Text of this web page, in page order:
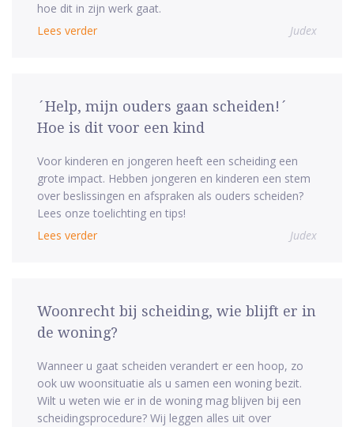
hoe dit in zijn werk gaat.
Lees verder
Judex
´Help, mijn ouders gaan scheiden!´
Hoe is dit voor een kind
Voor kinderen en jongeren heeft een scheiding een
grote impact. Hebben jongeren en kinderen een stem
over beslissingen en afspraken als ouders scheiden?
Lees onze toelichting en tips!
Lees verder
Judex
Woonrecht bij scheiding, wie blijft er in
de woning?
Wanneer u gaat scheiden verandert er een hoop, zo
ook uw woonsituatie als u samen een woning bezit.
Wilt u weten wie er in de woning mag blijven bij een
scheidingsprocedure? Wij leggen alles uit over